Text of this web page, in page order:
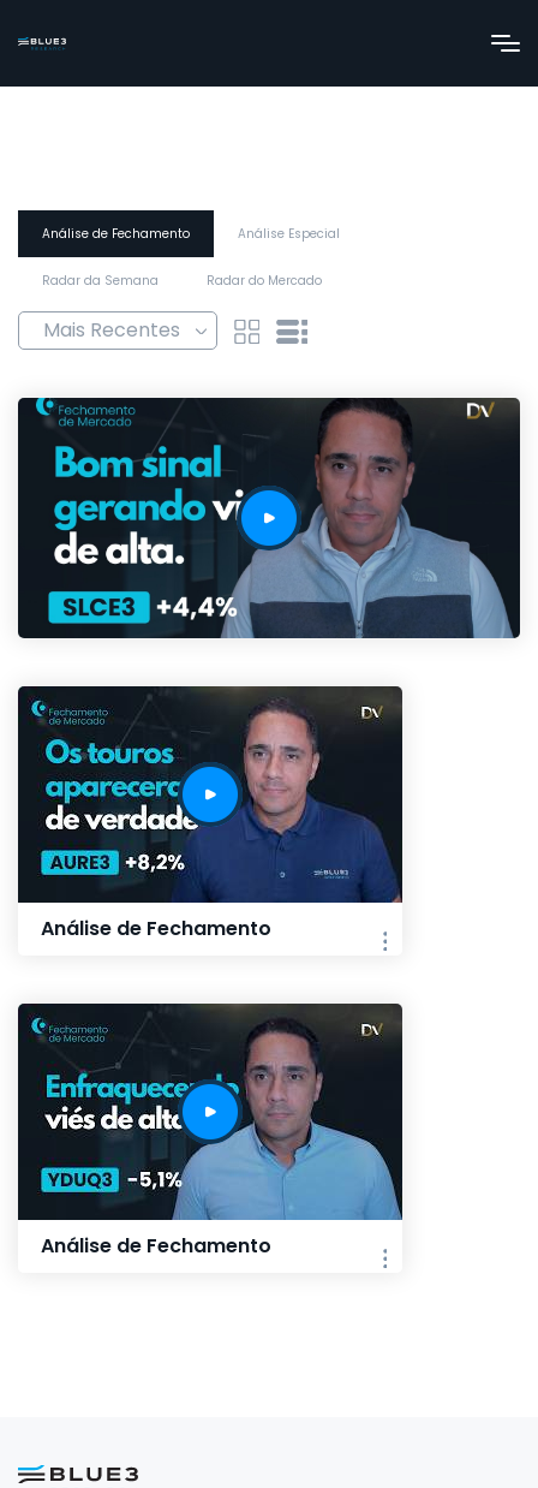
Análise de Fechamento Análise Especial
Radar da Semana Radar do Mercado
Análise de Fechamento
Análise de Fechamento